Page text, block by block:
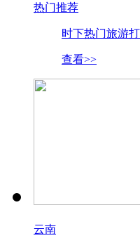
热门推荐
时下热门旅游
查看>>
云南